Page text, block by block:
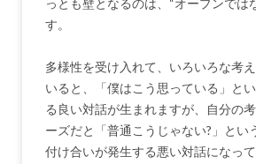
す。
多様性を受け入れて、いろいろな考
いると、「僕はこう思っている」とい
る良い対話が生まれますが、自分の
ーズだと「普通こうじゃない?」とい
付け合いが発生する悪い対話になっ